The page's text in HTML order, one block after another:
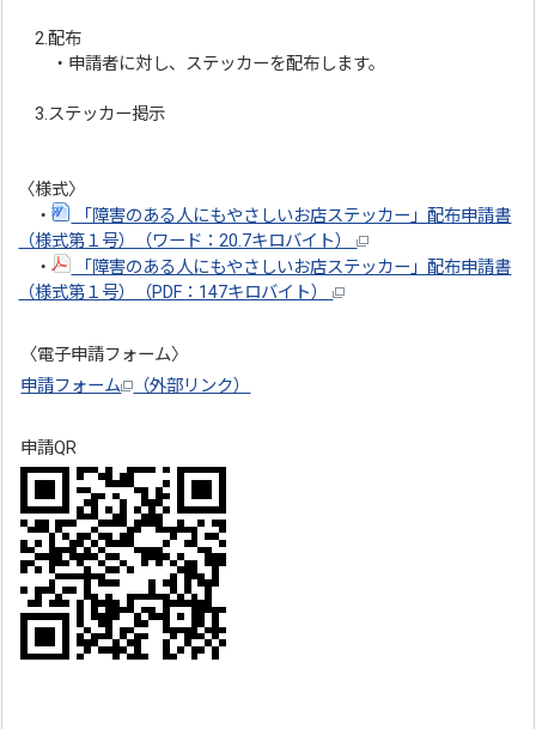
2.配布
・申請者に対し、ステッカーを配布します。
3.ステッカー掲示
〈様式〉
・
「障害のある人にもやさしいお店ステッカー」配布申請書
（様式第１号）（ワード：20.7キロバイト）
・
「障害のある人にもやさしいお店ステッカー」配布申請書
（様式第１号）（PDF：147キロバイト）
〈電子申請フォーム〉
申請フォーム
（外部リンク）
申請QR